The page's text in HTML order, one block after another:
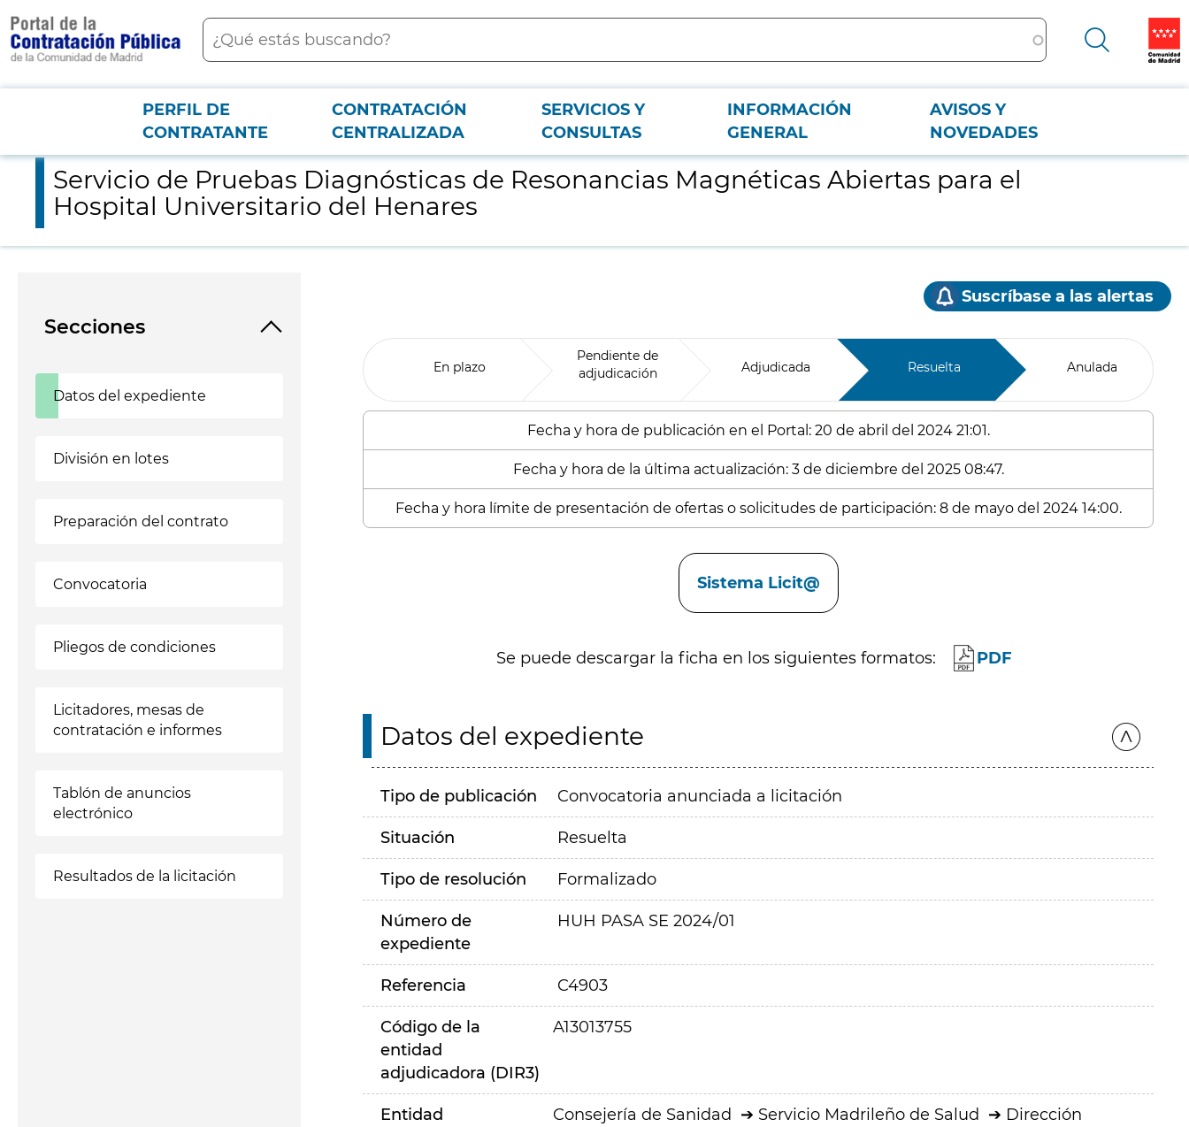
contenido
principal
Buscar
Menú PCON
PERFIL DE
CONTRATANTE
CONTRATACIÓN
CENTRALIZADA
SERVICIOS Y
CONSULTAS
INFORMACIÓN
GENERAL
AVISOS Y
NOVEDADES
Servicio de Pruebas Diagnósticas de Resonancias Magnéticas Abiertas para el Hospital Universitario del Henares
Servicio de Pruebas Diagnósticas de Resonancias Magnéticas Abiertas para el
Hospital Universitario del Henares
Secciones
Datos del expediente
División en lotes
Preparación del contrato
Convocatoria
Pliegos de condiciones
Licitadores, mesas de
contratación e informes
Tablón de anuncios
electrónico
Resultados de la licitación
Suscríbase a las alertas
En plazo
Pendiente de
adjudicación
Adjudicada Resuelta Anulada
Fecha y hora de publicación en el Portal: 20 de abril del 2024 21:01.
Fecha y hora de la última actualización: 3 de diciembre del 2025 08:47.
Fecha y hora límite de presentación de ofertas o solicitudes de participación: 8 de mayo del 2024 14:00.
Sistema Licit@
Se puede descargar la ficha en los siguientes formatos: PDF
Datos del expediente
Tipo de publicación Convocatoria anunciada a licitación
Situación Resuelta
Tipo de resolución Formalizado
Número de
expediente
HUH PASA SE 2024/01
Referencia C4903
Código de la
entidad
adjudicadora (DIR3)
A13013755
Entidad
Consejería de Sanidad Servicio Madrileño de Salud
Dirección